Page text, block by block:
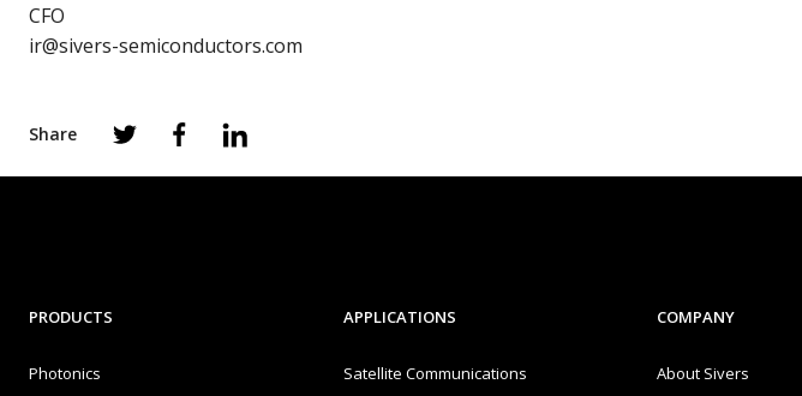
CFO
ir@sivers-semiconductors.com
Share
PRODUCTS
Photonics
APPLICATIONS
Satellite Communications
COMPANY
About Sivers